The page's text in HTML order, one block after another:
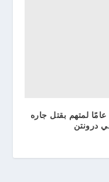
النيابة العامة تطلب السجن لمدة 24 عامًا لمتهم بقتل جاره
درونتن